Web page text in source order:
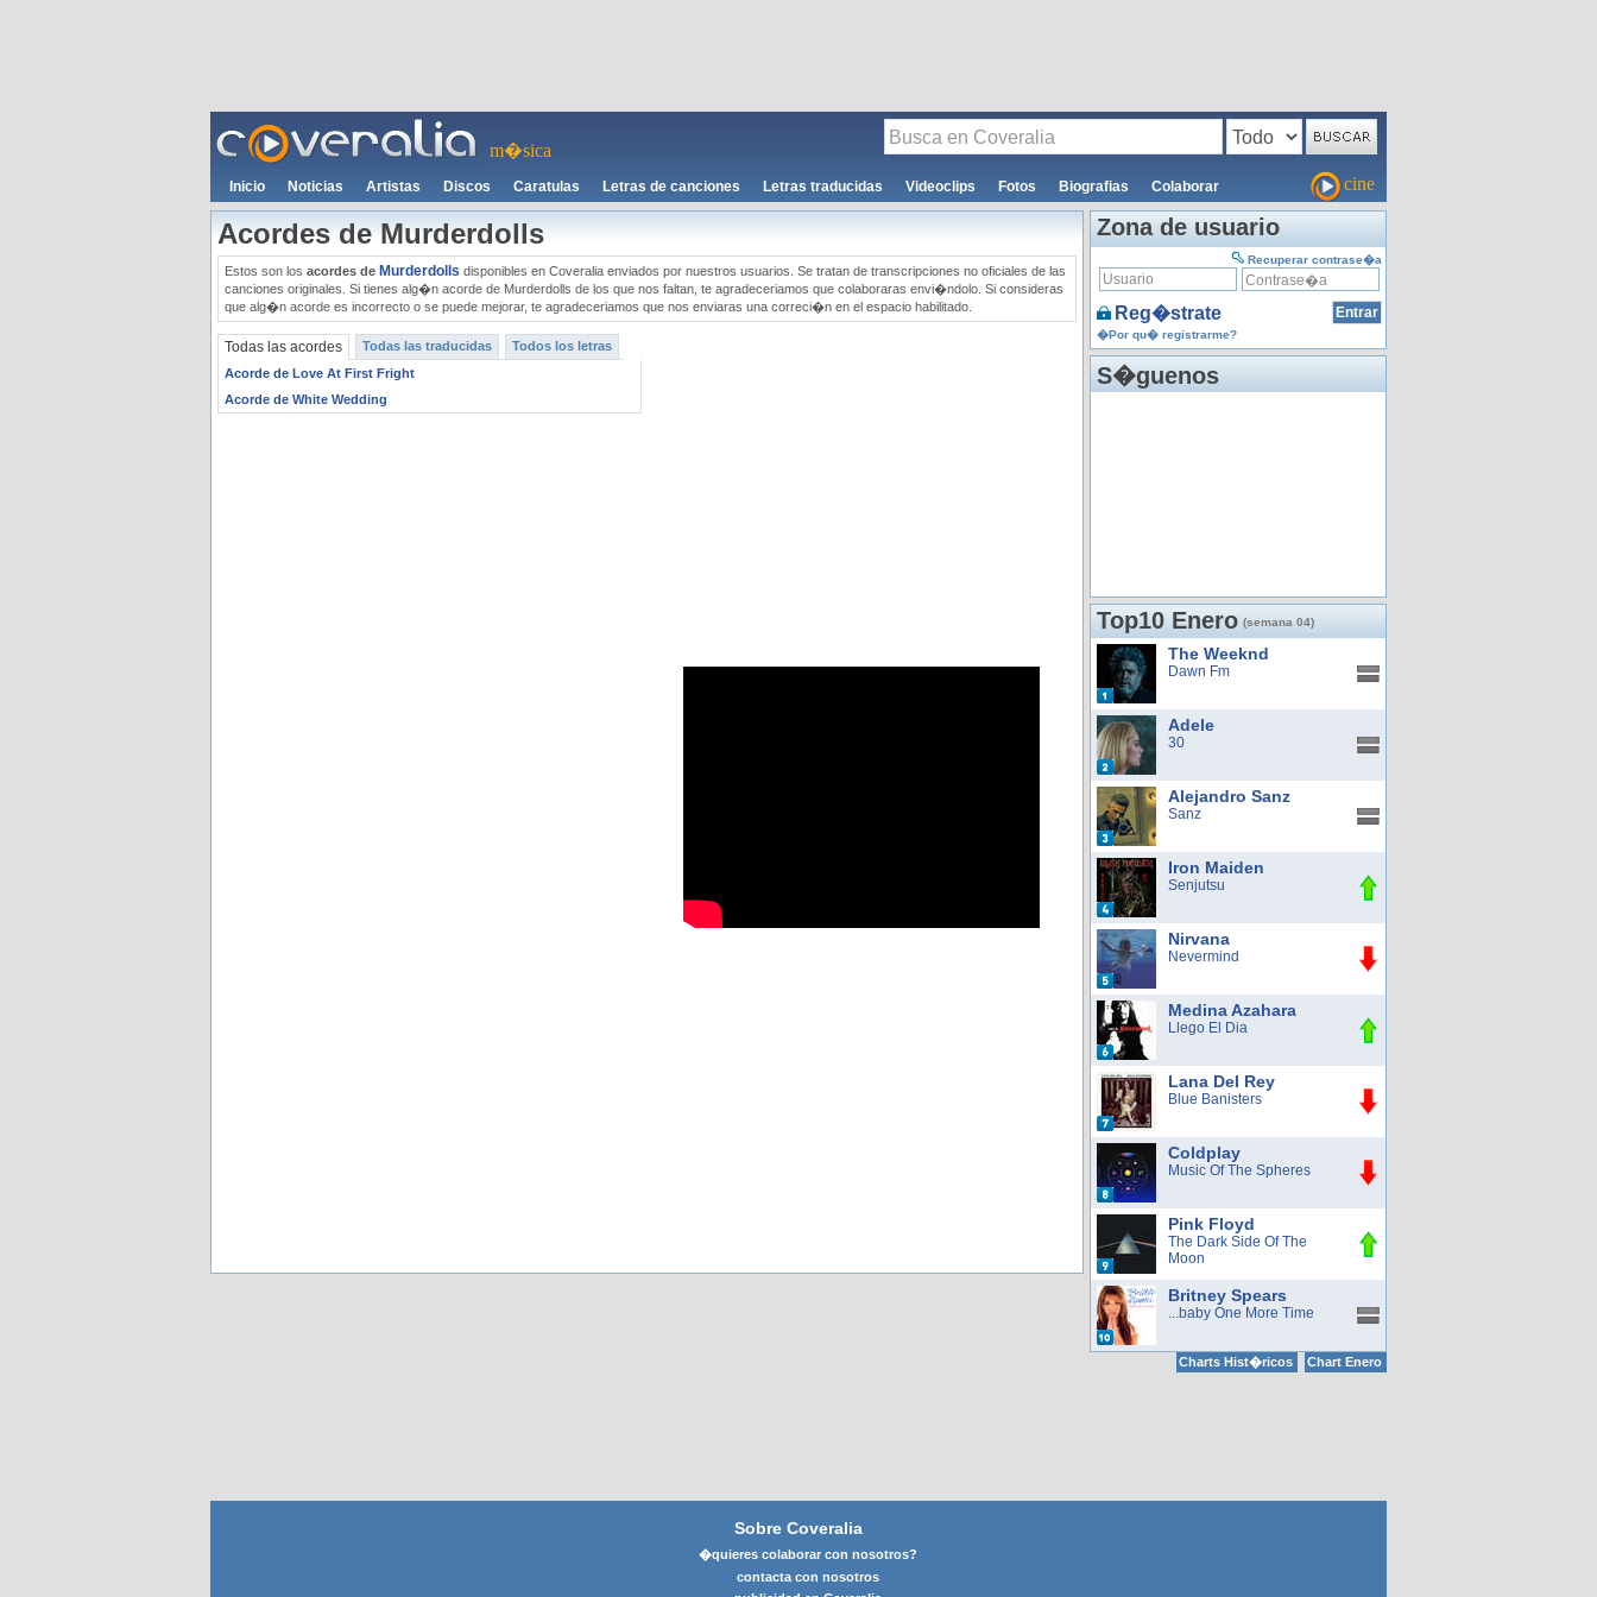
m�sica
Inicio Noticias Artistas Discos Caratulas Letras de canciones Letras traducidas Videoclips Fotos Biografias Colaborar cine
Acordes de Murderdolls
Estos son los acordes de Murderdolls disponibles en Coveralia enviados por nuestros usuarios. Se tratan de transcripciones no oficiales de las
canciones originales. Si tienes alg�n acorde de Murderdolls de los que nos faltan, te agradeceriamos que colaboraras envi�ndolo. Si consideras
que alg�n acorde es incorrecto o se puede mejorar, te agradeceriamos que nos enviaras una correci�n en el espacio habilitado.
Todas las acordes Todas las traducidas
Todos los letras
Acorde de Love At First Fright
Acorde de White Wedding
Zona de usuario
Recuperar contrase�a
Reg�strate
�Por qu� registrarme?
S�guenos
Top10 Enero (semana 04)
The Weeknd
Dawn Fm
Adele
30
Alejandro Sanz
Sanz
Iron Maiden
Senjutsu
Nirvana
Nevermind
Medina Azahara
Llego El Dia
Lana Del Rey
Blue Banisters
Coldplay
Music Of The Spheres
Pink Floyd
The Dark Side Of The
Moon
Britney Spears
...baby One More Time
Charts Hist�ricos Chart Enero
Sobre Coveralia
�quieres colaborar con nosotros?
contacta con nosotros